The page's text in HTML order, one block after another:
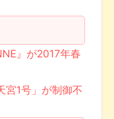
』が2017年春
宮1号」が制御不